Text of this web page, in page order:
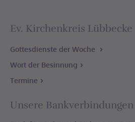
Ev. Kirchenkreis Lübbecke
Gottesdienste der Woche
Wort der Besinnung
Termine
Unsere Bankverbindungen